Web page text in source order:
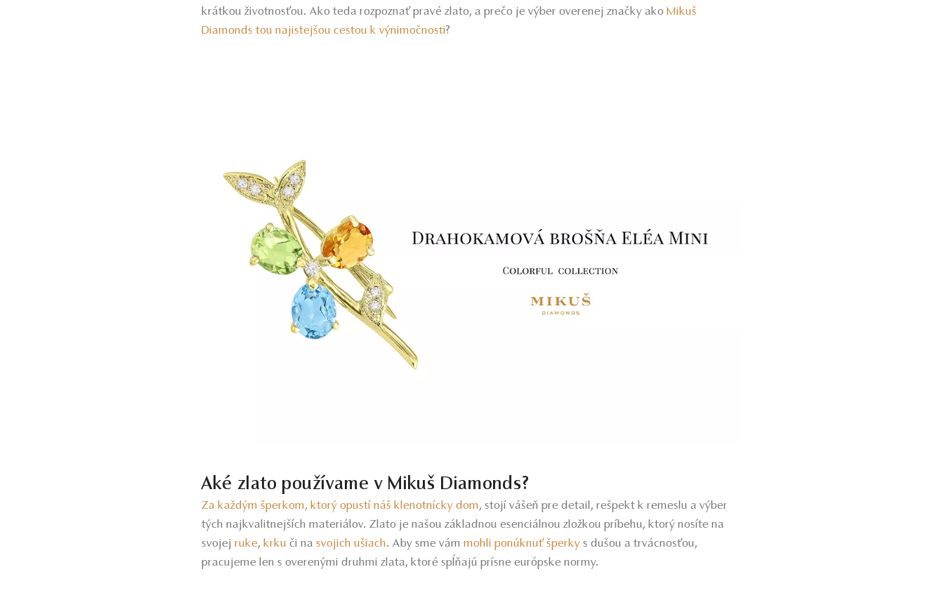
krátkou životnosťou. Ako teda rozpoznať pravé zlato, a prečo je výber overenej značky ako Mikuš
Diamonds tou najistejšou cestou k výnimočnosti?
Aké zlato používame v Mikuš Diamonds?
Za každým šperkom, ktorý opustí náš klenotnícky dom, stojí vášeň pre detail, rešpekt k remeslu a výber
tých najkvalitnejších materiálov. Zlato je našou základnou esenciálnou zložkou príbehu, ktorý nosíte na
svojej ruke, krku či na svojich ušiach. Aby sme vám mohli ponúknuť šperky s dušou a trvácnosťou,
pracujeme len s overenými druhmi zlata, ktoré spĺňajú prísne európske normy.